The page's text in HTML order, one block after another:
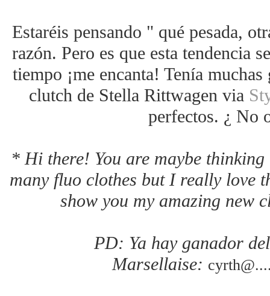
Estaréis pensando " qué pesada,
razón. Pero es que esta tendencia
tiempo ¡me encanta! Tenía muchas
clutch de Stella Rittwagen via
perfectos. ¿ No
* Hi there! You are maybe
many fluo clothes but I really love
show you my amazing new
PD: Ya hay ganador
Marsellaise: